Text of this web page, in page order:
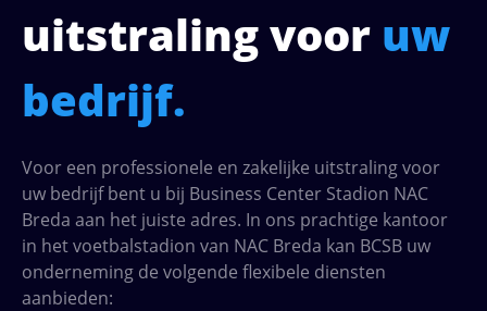
uitstraling voor uw
bedrijf.
Voor een professionele en zakelijke uitstraling voor
uw bedrijf bent u bij Business Center Stadion NAC
Breda aan het juiste adres. In ons prachtige kantoor
in het voetbalstadion van NAC Breda kan BCSB uw
onderneming de volgende flexibele diensten
aanbieden: